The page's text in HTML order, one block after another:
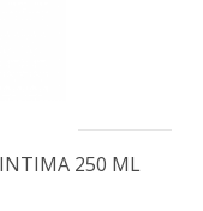
250 ML